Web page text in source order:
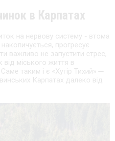
в Карпатах
на нервову систему - втома
прогресує
важливо не запустити стрес,
від міського життя в
таким і є «Хутір Тихий» ─
Карпатах далеко від